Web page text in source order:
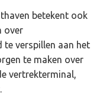
betekent ook
over
te verspillen aan het
te maken over
vertrekterminal,